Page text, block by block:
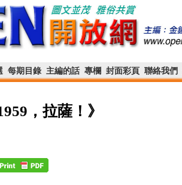
每期目錄 主編的話 專欄 封面彩頁 聯絡我們
，拉薩！》